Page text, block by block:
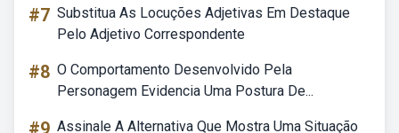
#7 Substitua As Locuções Adjetivas Em Destaque
Pelo Adjetivo Correspondente
#8 O Comportamento Desenvolvido Pela
Personagem Evidencia Uma Postura De...
#9 Assinale A Alternativa Que Mostra Uma Situação